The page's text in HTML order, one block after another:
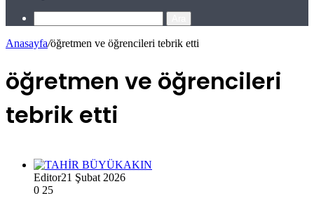
Anasayfa/öğretmen ve öğrencileri tebrik etti
öğretmen ve öğrencileri
tebrik etti
Editor21 Şubat 2026
0 25